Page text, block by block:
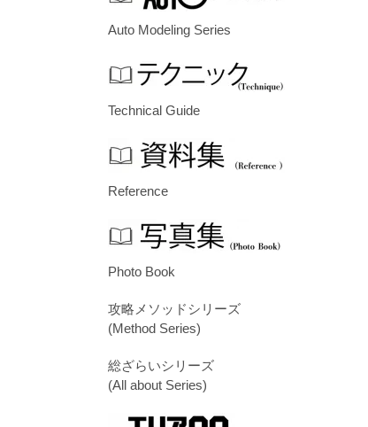
Auto Modeling Series
Technical Guide
Reference
Photo Book
攻略メソッドシリーズ
(Method Series)
総ざらいシリーズ
(All about Series)